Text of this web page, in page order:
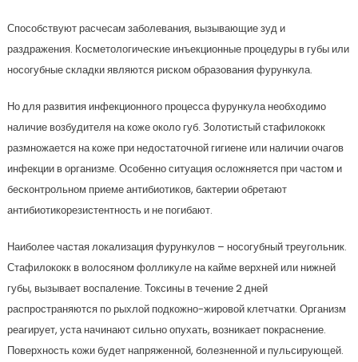
Способствуют расчесам заболевания, вызывающие зуд и
раздражения. Косметологические инъекционные процедуры в губы или
носогубные складки являются риском образования фурункула.
Но для развития инфекционного процесса фурункула необходимо
наличие возбудителя на коже около губ. Золотистый стафилококк
размножается на коже при недостаточной гигиене или наличии очагов
инфекции в организме. Особенно ситуация осложняется при частом и
бесконтрольном приеме антибиотиков, бактерии обретают
антибиотикорезистентность и не погибают.
Наиболее частая локализация фурункулов – носогубный треугольник.
Стафилококк в волосяном фолликуле на кайме верхней или нижней
губы, вызывает воспаление. Токсины в течение 2 дней
распространяются по рыхлой подкожно-жировой клетчатки. Организм
реагирует, уста начинают сильно опухать, возникает покраснение.
Поверхность кожи будет напряженной, болезненной и пульсирующей.